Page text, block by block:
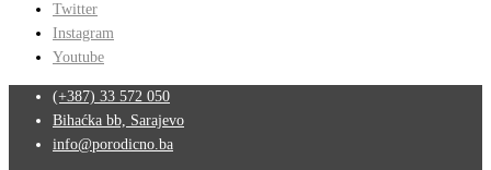
Twitter
Instagram
Youtube
(+387) 33 572 050
Bihaćka bb, Sarajevo
info@porodicno.ba